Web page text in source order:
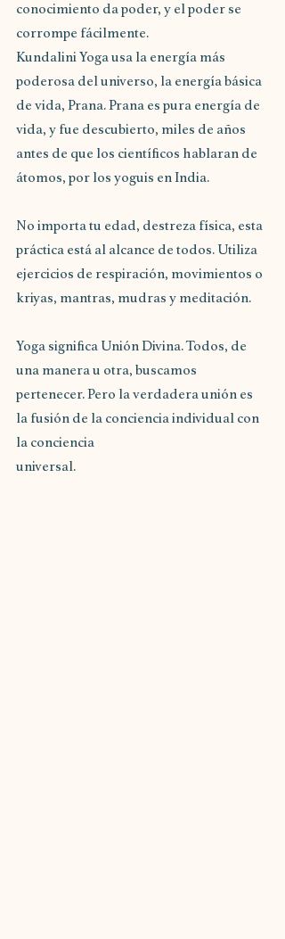
conocimiento da poder, y el poder se
corrompe fácilmente.
Kundalini Yoga usa la energía más
poderosa del universo, la energía básica
de vida, Prana. Prana es pura energía de
vida, y fue descubierto, miles de años
antes de que los científicos hablaran de
átomos, por los yoguis en India.
No importa tu edad, destreza física, esta
práctica está al alcance de todos. Utiliza
ejercicios de respiración, movimientos o
kriyas, mantras, mudras y meditación.
Yoga significa Unión Divina. Todos, de
una manera u otra, buscamos
pertenecer. Pero la verdadera unión es
la fusión de la conciencia individual con
la conciencia
universal.